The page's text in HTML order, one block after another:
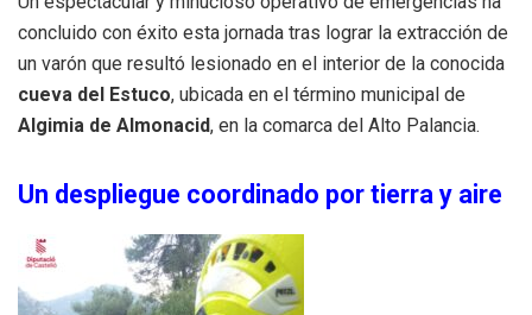
concluido con éxito esta jornada tras lograr la extracción de
un varón que resultó lesionado en el interior de la conocida
cueva del Estuco, ubicada en el término municipal de
Algimia de Almonacid, en la comarca del Alto Palancia.
Un despliegue coordinado por tierra y aire